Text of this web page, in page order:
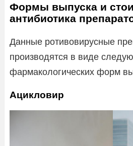
Формы выпуска и
антибиотика
Данные ротивовирусные
производятся в виде
фармакологических форм
Ацикловир